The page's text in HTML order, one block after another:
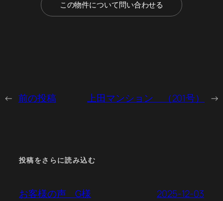
この物件について問い合わせる
← 前の投稿 上田マンション （201号） →
投稿をさらに読み込む
お客様の声 G様 2025-12-03